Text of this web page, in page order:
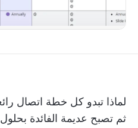
لماذا تبدو كل خطة اتصال
ثم تصبح عديمة الفائدة بحلول